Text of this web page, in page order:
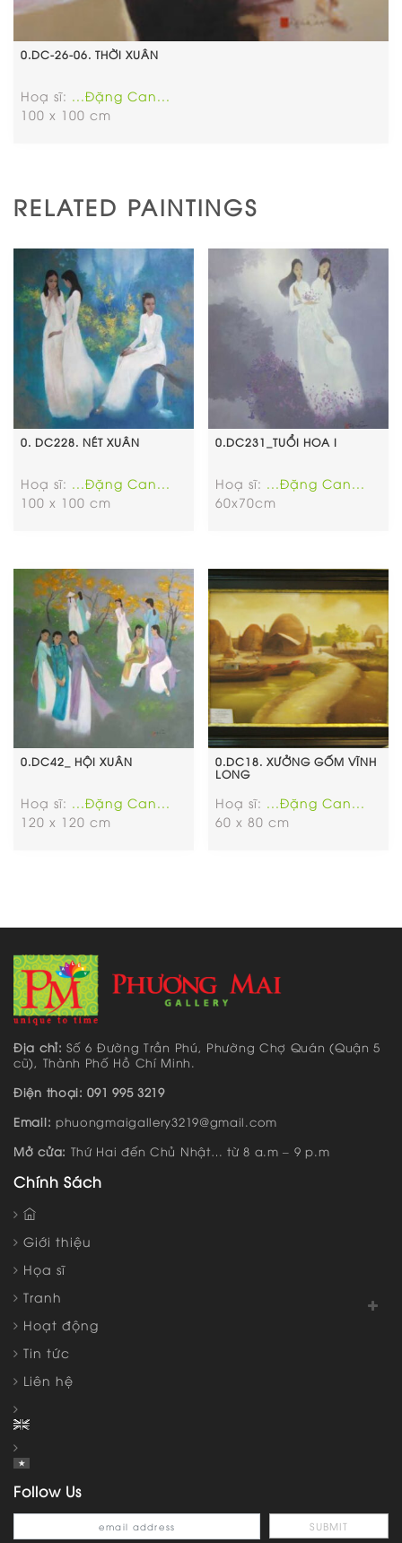
0.DC-26-06. THỜI XUÂN
Hoạ sĩ: ...Đặng Can...
100 x 100 cm
RELATED PAINTINGS
0. DC228. NÉT XUÂN
Hoạ sĩ:
...Đặng Can...
100 x 100 cm
0.DC231_TUỔI HOA I
Hoạ sĩ:
...Đặng Can...
60x70cm
0.DC42_ HỘI XUÂN
Hoạ sĩ: ...Đặng Can...
120 x 120 cm
0.DC18. XƯỞNG GỐM VĨNH
LONG
Hoạ sĩ: ...Đặng Can...
60 x 80 cm
Địa chỉ: Số 6 Đường Trần Phú, Phường Chợ Quán (Quận 5
cũ), Thành Phố Hồ Chí Minh.
Điện thoại: 091 995 3219
Email: phuongmaigallery3219@gmail.com
Mở cửa: Thứ Hai đến Chủ Nhật… từ 8 a.m – 9 p.m
Chính Sách
Giới thiệu
Họa sĩ
Tranh
Hoạt động
Tin tức
Liên hệ
Follow Us